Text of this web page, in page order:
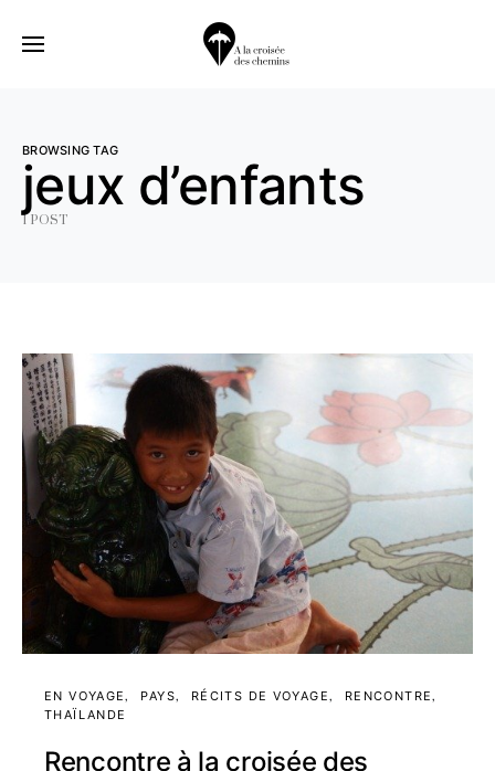
BROWSING TAG
jeux d’enfants
1 POST
EN VOYAGE PAYS RÉCITS DE VOYAGE
RENCONTRE
THAÏLANDE
Rencontre à la croisée des